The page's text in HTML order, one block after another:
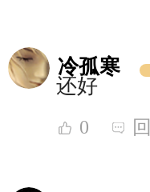
冷孤寒
还好
0